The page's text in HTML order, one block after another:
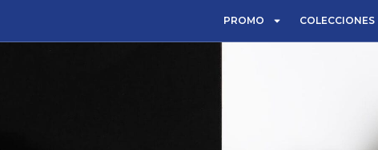
PROMO COLECCIONES